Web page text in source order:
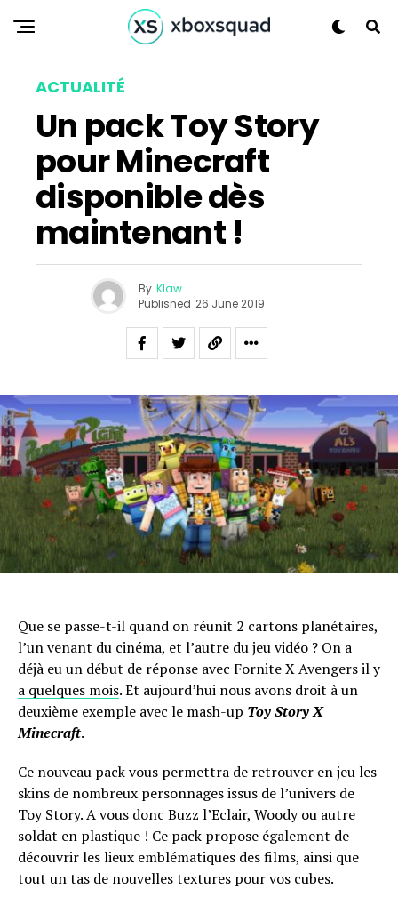
ACTUALITÉ
Un pack Toy Story
pour Minecraft
disponible dès
maintenant !
By Klaw
Published 26 June 2019
Que se passe-t-il quand on réunit 2 cartons planétaires,
l’un venant du cinéma, et l’autre du jeu vidéo ? On a
déjà eu un début de réponse avec Fornite X Avengers il y
a quelques mois. Et aujourd’hui nous avons droit à un
deuxième exemple avec le mash-up Toy Story X
Minecraft.
Ce nouveau pack vous permettra de retrouver en jeu les
skins de nombreux personnages issus de l’univers de
Toy Story. A vous donc Buzz l’Eclair, Woody ou autre
soldat en plastique ! Ce pack propose également de
découvrir les lieux emblématiques des films, ainsi que
tout un tas de nouvelles textures pour vos cubes.